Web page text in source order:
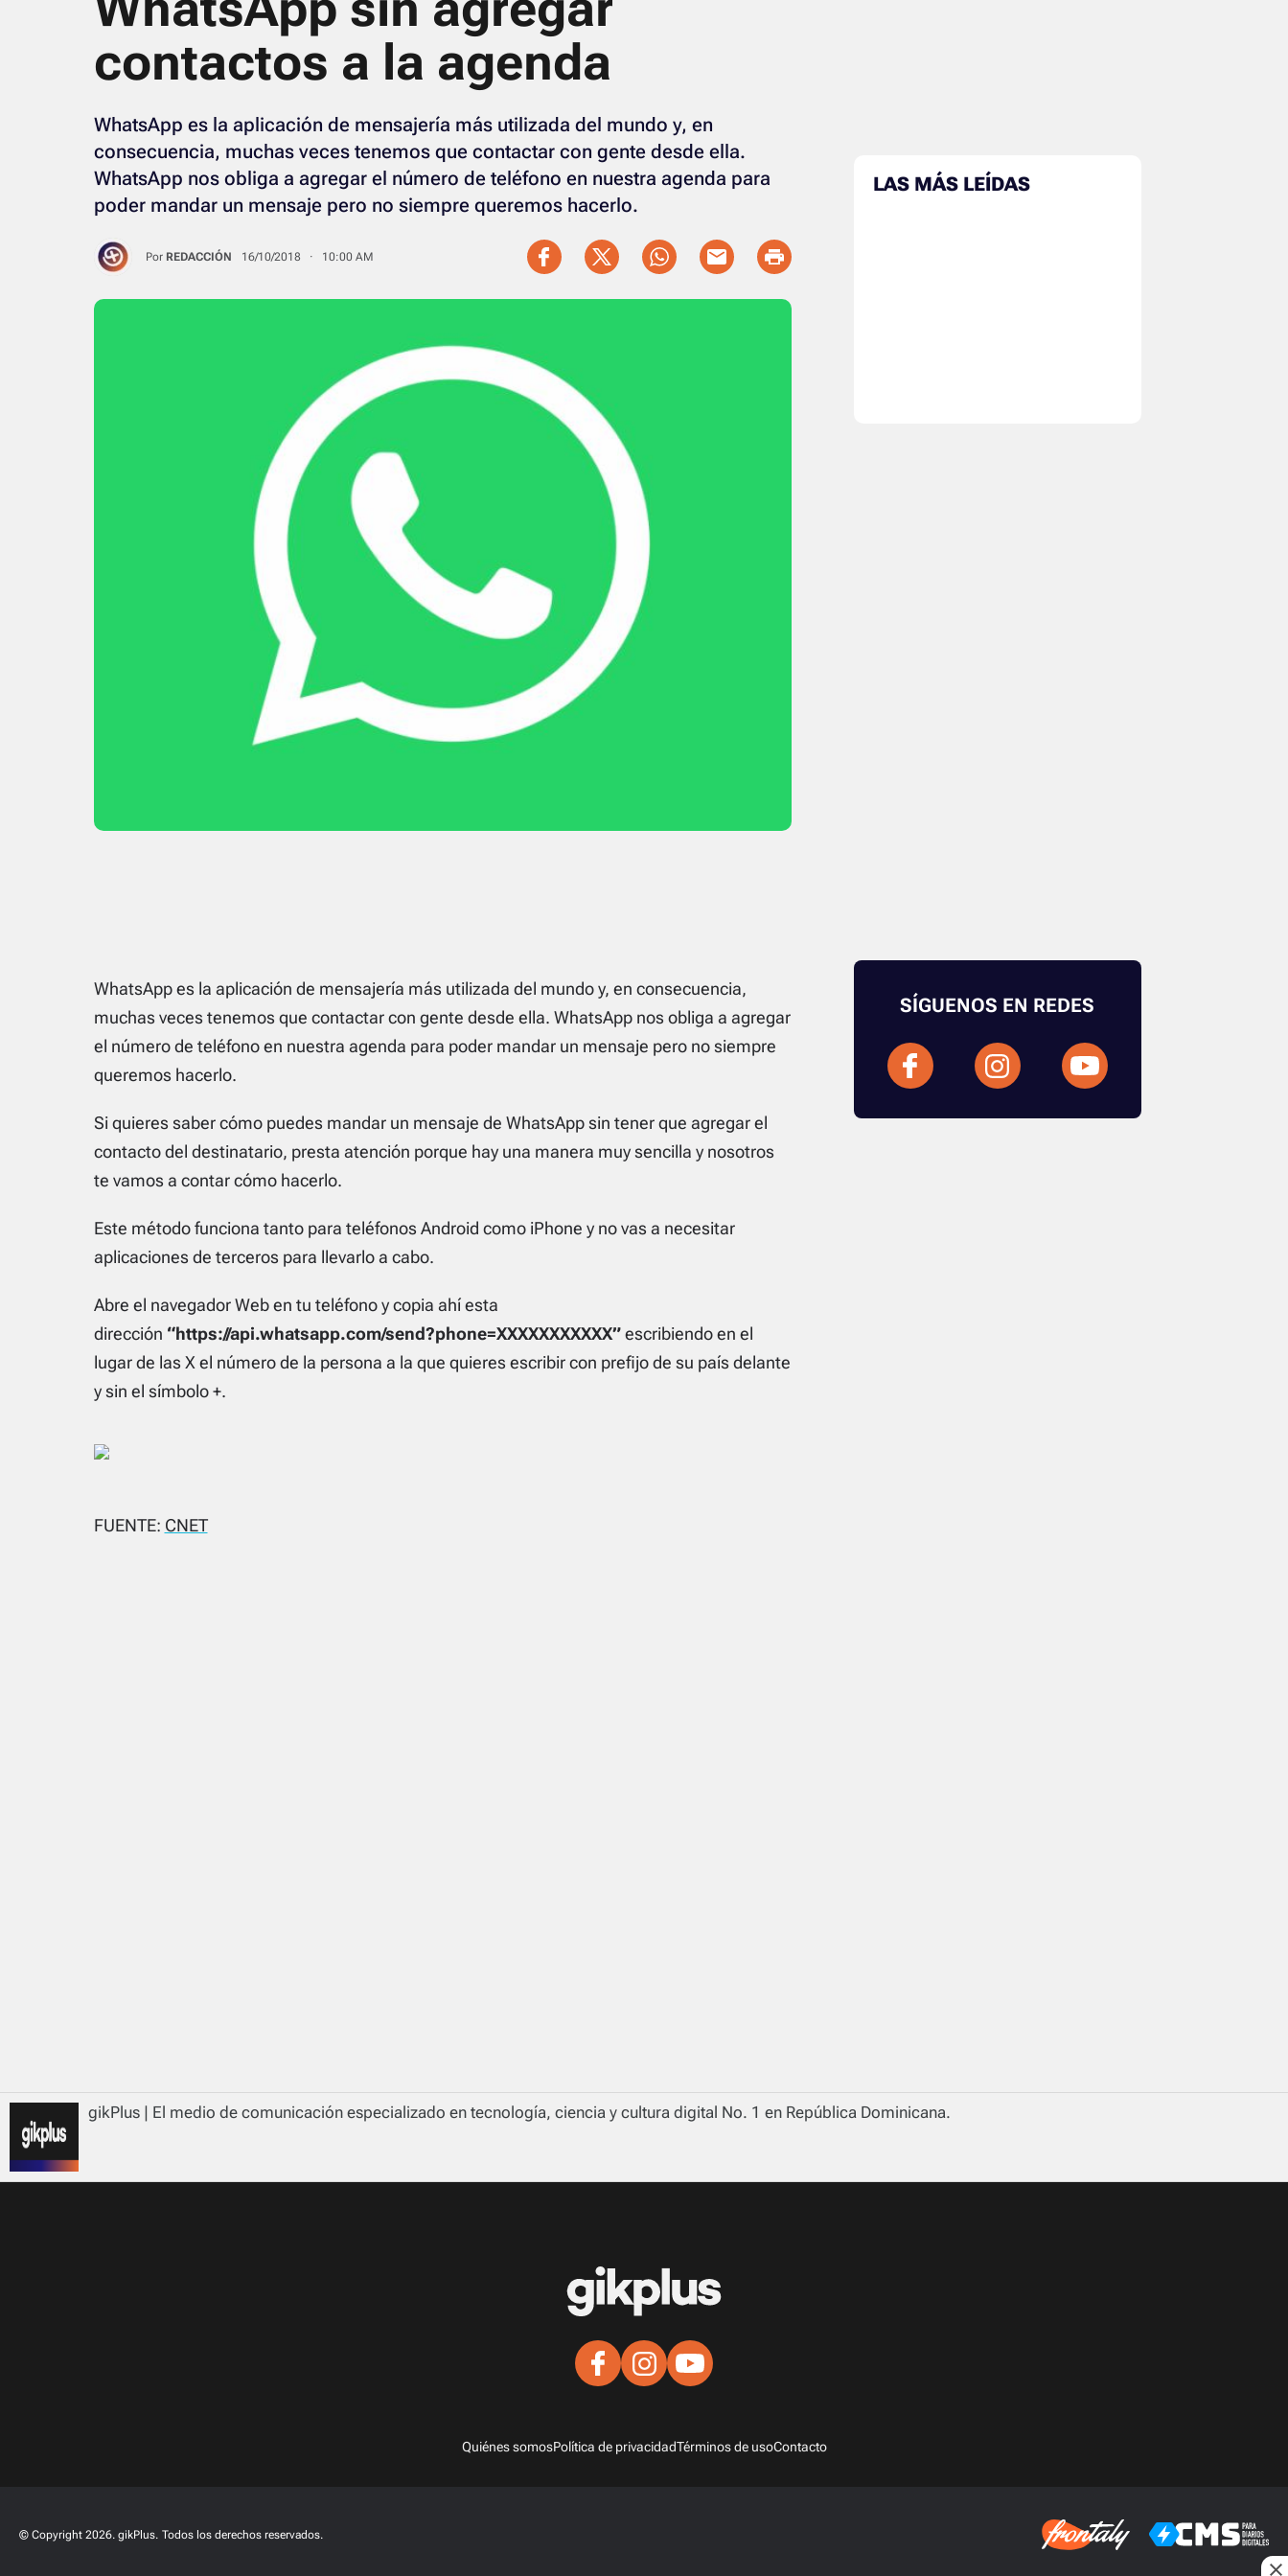
contactos a la agenda
WhatsApp es la aplicación de mensajería más utilizada del mundo y, en
consecuencia, muchas veces tenemos que contactar con gente desde ella.
WhatsApp nos obliga a agregar el número de teléfono en nuestra agenda para
poder mandar un mensaje pero no siempre queremos hacerlo.
Por REDACCIÓN 16/10/2018 · 10:00 AM
WhatsApp es la aplicación de mensajería más utilizada del mundo y, en consecuencia,
muchas veces tenemos que contactar con gente desde ella. WhatsApp nos obliga a agregar
el número de teléfono en nuestra agenda para poder mandar un mensaje pero no siempre
queremos hacerlo.
Si quieres saber cómo puedes mandar un mensaje de WhatsApp sin tener que agregar el
contacto del destinatario, presta atención porque hay una manera muy sencilla y nosotros
te vamos a contar cómo hacerlo.
Este método funciona tanto para teléfonos Android como iPhone y no vas a necesitar
aplicaciones de terceros para llevarlo a cabo.
Abre el navegador Web en tu teléfono y copia ahí esta
dirección “https://api.whatsapp.com/send?phone=XXXXXXXXXXX”escribiendo en el
lugar de las X el número de la persona a la que quieres escribir con prefijo de su país delante
y sin el símbolo +.
FUENTE: CNET
LAS MÁS LEÍDAS
SÍGUENOS EN REDES
gikPlus | El medio de comunicación especializado en tecnología, ciencia y cultura digital No. 1 en República Dominicana.
Quiénes somosPolítica de privacidadTérminos de usoContacto
© Copyright 2026. gikPlus. Todos los derechos reservados.